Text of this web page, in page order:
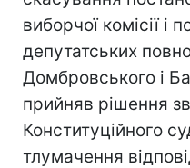
виборчої комісії і
депутатських
Домбровського і
прийняв рішення
Конституційного
тлумачення